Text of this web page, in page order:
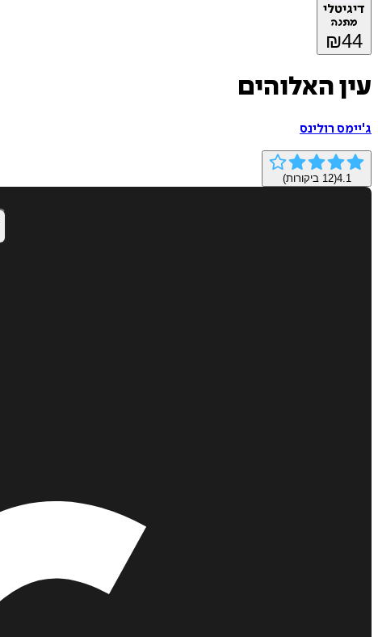
דיגיטלי
מתנה
₪44
עין האלוהים
ג'יימס רולינס
4.1
(
12 ביקורות)